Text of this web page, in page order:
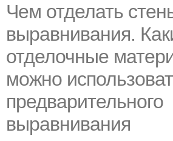
Чем отделать
выравнивания.
отделочные
можно
предварительного
выравнивания